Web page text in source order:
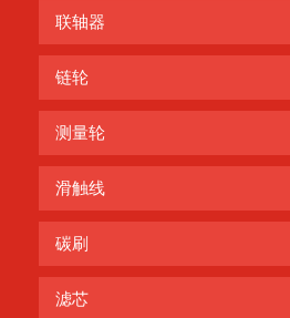
联轴器
链轮
测量轮
滑触线
碳刷
滤芯